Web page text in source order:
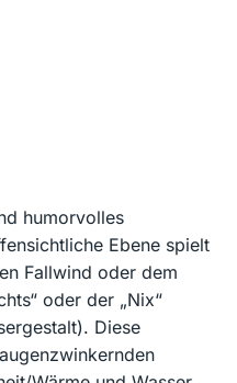
humorvolles
Ebene spielt
Fallwind oder dem
oder der „Nix“
Diese